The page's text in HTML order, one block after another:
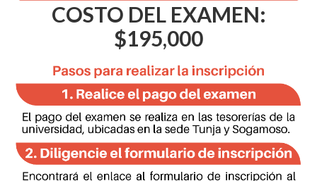
COSTO DEL EXAMEN:
$195,000